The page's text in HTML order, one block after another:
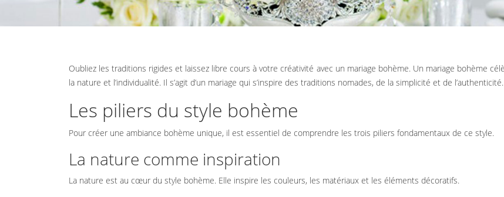
Oubliez les traditions rigides et laissez libre cours à votre créativité avec un mariage bohème. Un mariage bohème célèbre la liberté,
la nature et l’individualité. Il s’agit d’un mariage qui s’inspire des traditions nomades, de la simplicité et de l’authenticité.
Les piliers du style bohème
Pour créer une ambiance bohème unique, il est essentiel de comprendre les trois piliers fondamentaux de ce style.
La nature comme inspiration
La nature est au cœur du style bohème. Elle inspire les couleurs, les matériaux et les éléments décoratifs.